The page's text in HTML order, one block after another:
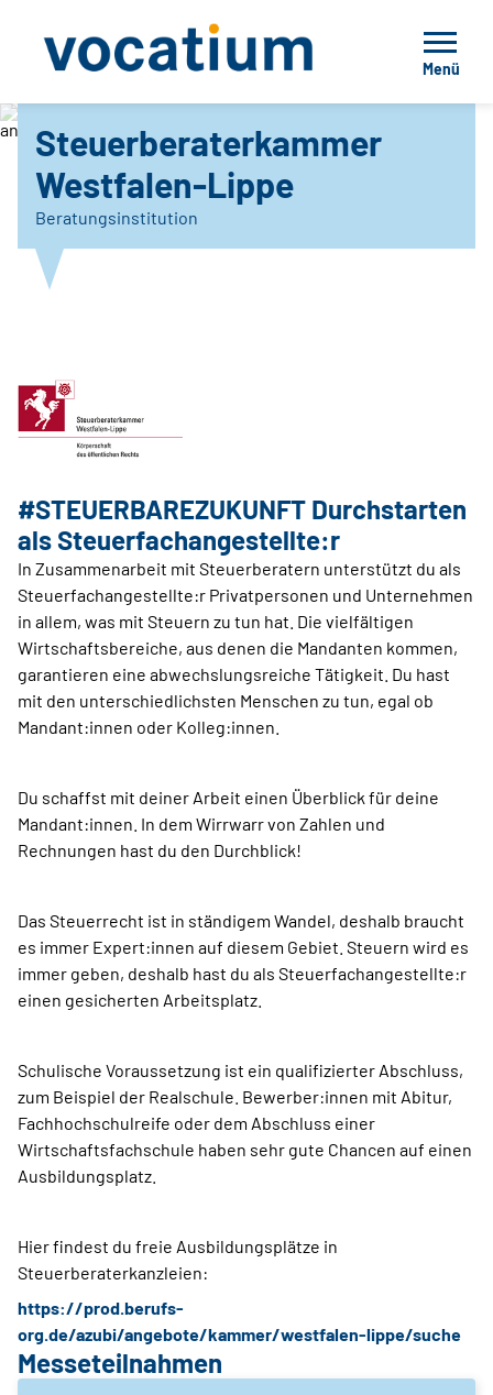
Menü
Steuerberaterkammer
Westfalen-Lippe
Beratungsinstitution
#STEUERBAREZUKUNFT Durchstarten
als Steuerfachangestellte:r
In Zusammenarbeit mit Steuerberatern unterstützt du als
Steuerfachangestellte:r Privatpersonen und Unternehmen
in allem, was mit Steuern zu tun hat. Die vielfältigen
Wirtschaftsbereiche, aus denen die Mandanten kommen,
garantieren eine abwechslungsreiche Tätigkeit. Du hast
mit den unterschiedlichsten Menschen zu tun, egal ob
Mandant:innen oder Kolleg:innen.
Du schaffst mit deiner Arbeit einen Überblick für deine
Mandant:innen. In dem Wirrwarr von Zahlen und
Rechnungen hast du den Durchblick!
Das Steuerrecht ist in ständigem Wandel, deshalb braucht
es immer Expert:innen auf diesem Gebiet. Steuern wird es
immer geben, deshalb hast du als Steuerfachangestellte:r
einen gesicherten Arbeitsplatz.
Schulische Voraussetzung ist ein qualifizierter Abschluss,
zum Beispiel der Realschule. Bewerber:innen mit Abitur,
Fachhochschulreife oder dem Abschluss einer
Wirtschaftsfachschule haben sehr gute Chancen auf einen
Ausbildungsplatz.
Hier findest du freie Ausbildungsplätze in
Steuerberaterkanzleien:
https://prod.berufs-
org.de/azubi/angebote/kammer/westfalen-lippe/suche
Messeteilnahmen